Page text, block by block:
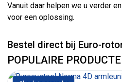
Vanuit daar helpen we u verder
voor een oplossing.
Bestel direct bij Euro-
POPULAIRE